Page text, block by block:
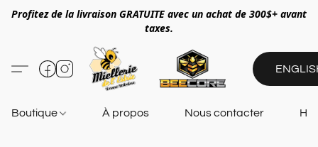
Profitez de la livraison GRATUITE avec un achat de 300$+ avant
taxes.
Boutique À propos Nous contacter